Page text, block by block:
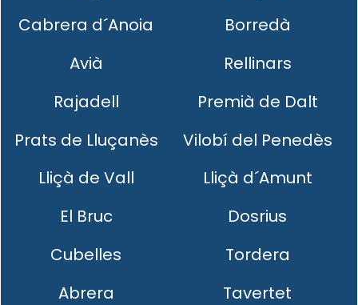
Cabrera d´Anoia
Borredà
Avià
Rellinars
Rajadell
Premià de Dalt
Prats de Lluçanès
Vilobí del Penedès
Lliçà de Vall
Lliçà d´Amunt
El Bruc
Dosrius
Cubelles
Tordera
Abrera
Tavertet